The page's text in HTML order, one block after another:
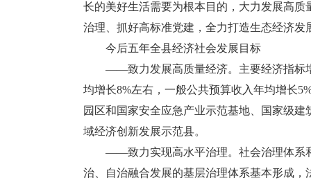
长的美好生活需要为根本目的，大力发展高
治理、抓好高标准党建，全力打造生态经济
今后五年全县经济社会发展目标
——致力发展高质量经济。主要经济指标增
均增长8%左右，一般公共预算收入年均增长
园区和国家安全应急产业示范基地、国家级
域经济创新发展示范县。
——致力实现高水平治理。社会治理体系和
治、自治融合发展的基层治理体系基本形成